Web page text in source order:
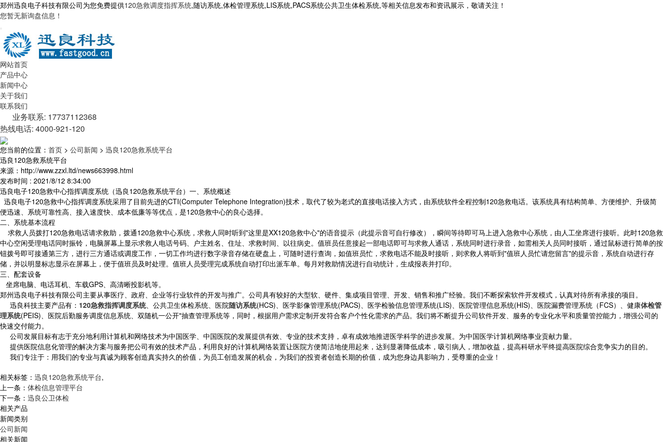
郑州迅良电子科技有限公司为您免费提供120急救调度指挥系统,随访系统,体检管理系统,LIS系统,PACS系统公共卫生体检系统,等相关信息发布和资讯展示，敬请关注！
您暂无新询盘信息！
网站首页
产品中心
新闻中心
关于我们
联系我们
业务联系: 17737112368
热线电话: 4000-921-120
您当前的位置： 首页 > 公司新闻 > 迅良120急救系统平台
迅良120急救系统平台
来源：http://www.zzxl.ltd/news663998.html
发布时间 : 2021/8/12 8:34:00
迅良电子120急救中心指挥调度系统（迅良120急救系统平台）一、系统概述
迅良电子120急救中心指挥调度系统采用了目前先进的CTI(Computer Telephone Integration)技术，取代了较为老式的直接电话接入方式，由系统软件全程控制120急救电话。该系统具有结构简单、方便维护、升级简
便迅速、系统可靠性高、接入速度快、成本低廉等等优点，是120急救中心的良心选择。
二、系统基本流程
求救人员拨打120急救电话请求救助，拨通120急救中心系统，求救人同时听到"这里是XX120急救中心"的语音提示（此提示音可自行修改），瞬间等待即可马上进入急救中心系统，由人工坐席进行接听。此时120急救
中心空闲受理电话同时振铃，电脑屏幕上显示求救人电话号码、户主姓名、住址、求救时间、以往病史。值班员任意接起一部电话即可与求救人通话，系统同时进行录音，如需相关人员同时接听，通过鼠标进行简单的按
钮拨号即可接通第三方，进行三方通话或调度工作，一切工作均进行数字录音存储在硬盘上，可随时进行查询，如值班员忙，求救电话不能及时接听，则求救人将听到"值班人员忙请您留言"的提示音，系统自动进行存
储，并以明显标志显示在屏幕上，便于值班员及时处理。值班人员受理完成系统自动打印出派车单。每月对救助情况进行自动统计，生成报表并打印。
三、配套设备
坐席电脑、电话耳机、车载GPS、高清晰投影机等。
郑州迅良电子科技有限公司主要从事医疗、政府、企业等行业软件的开发与推广。公司具有较好的大型软、硬件、集成项目管理、开发、销售和推广经验。我们不断探索软件开发模式，认真对待所有承接的项目。
迅良科技主要产品有： 120急救指挥调度系统、公共卫生体检系统、医院随访系统(HCS)、医学影像管理系统(PACS)、医学检验信息管理系统(LIS)、医院管理信息系统(HIS)、医院漏费管理系统（FCS）、健康体检管
理系统(PEIS)、医院后勤服务调度信息系统、双随机一公开"抽查管理系统等，同时，根据用户需求定制开发符合客户个性化需求的产品。我们将不断提升公司软件开发、服务的专业化水平和质量管控能力，增强公司的
快速交付能力。
公司发展目标有志于充分地利用计算机和网络技术为中国医学、中国医院的发展提供有效、专业的技术支持，卓有成效地推进医学科学的进步发展。为中国医学计算机网络事业贡献力量。
提供医院信息化管理的解决方案与服务把公司有效的技术产品，利用良好的计算机网络装置让医院方便简洁地使用起来，达到显著降低成本，吸引病人，增加收益，提高科研水平终提高医院综合竞争实力的目的。
我们专注于：用我们的专业与真诚为顾客创造真实持久的价值，为员工创造发展的机会，为我们的投资者创造长期的价值，成为您身边具影响力，受尊重的企业！
相关标签： 迅良120急救系统平台,
上一条： 体检信息管理平台
下一条： 迅良公卫体检
相关产品
新闻类别
公司新闻
相关新闻